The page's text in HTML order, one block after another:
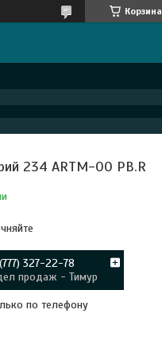
Корзина
234 ARTM-00 PB.R
327-22-78
продаж - Тимур
по телефону